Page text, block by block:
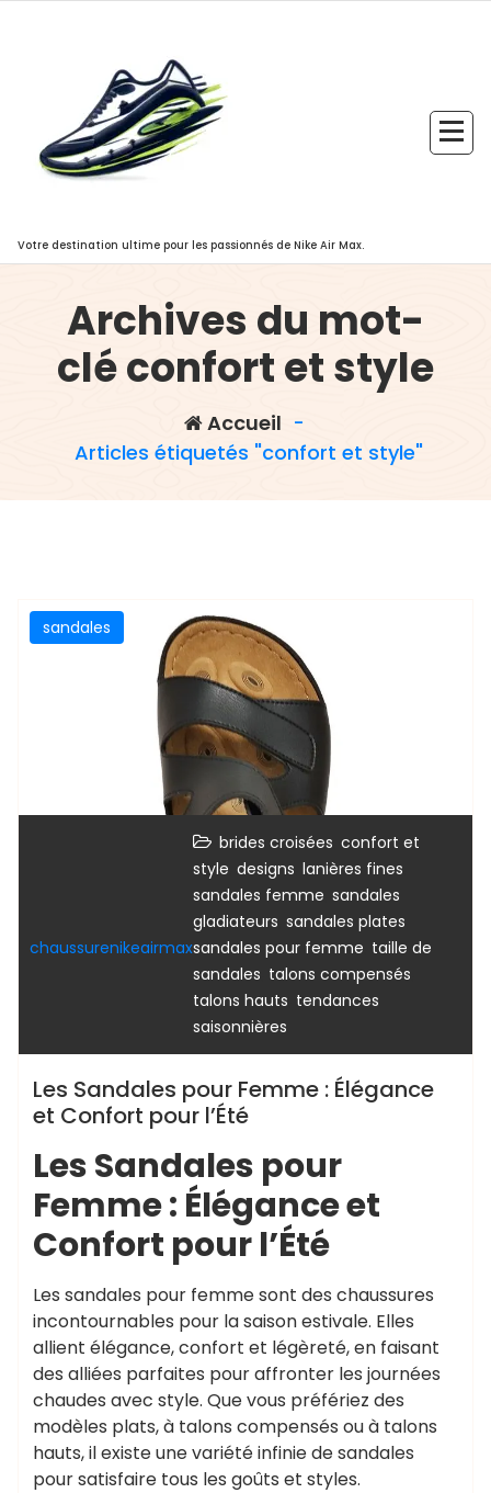
Votre destination ultime pour les passionnés de Nike Air Max.
Archives du mot-
clé confort et style
Accueil -
Articles étiquetés "confort et style"
sandales
chaussurenikeairmax
brides croisées confort et
style designs lanières fines
sandales femme sandales
gladiateurs sandales plates
sandales pour femme taille de
sandales talons compensés
talons hauts tendances
saisonnières
Les Sandales pour Femme : Élégance
et Confort pour l’Été
Les Sandales pour
Femme : Élégance et
Confort pour l’Été
Les sandales pour femme sont des chaussures
incontournables pour la saison estivale. Elles
allient élégance, confort et légèreté, en faisant
des alliées parfaites pour affronter les journées
chaudes avec style. Que vous préfériez des
modèles plats, à talons compensés ou à talons
hauts, il existe une variété infinie de sandales
pour satisfaire tous les goûts et styles.